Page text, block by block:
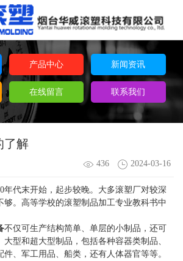
产品中心 新闻资讯
在线留言 联系我们
了解
436 2024-03-16
代末开始，起步较晚。大多滚塑厂对较深
够。高等学校的滚塑制品加工专业教科书中
不仅可生产结构简单、单层的小制品，还可
型和超大型制品，包括各种容器类制品、
、军工用品、船类，还有人体器官等等。